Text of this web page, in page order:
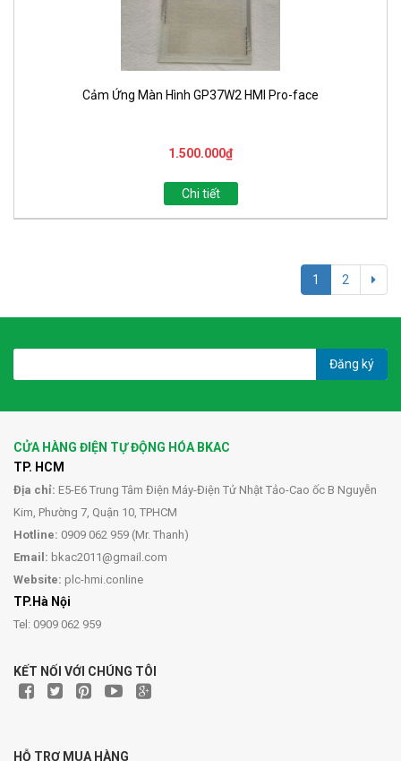
Cảm Ứng Màn Hình GP37W2 HMI Pro-face
1.500.000₫
Chi tiết
1 2
Đăng ký
CỬA HÀNG ĐIỆN TỰ ĐỘNG HÓA BKAC
TP. HCM
Địa chỉ: E5-E6 Trung Tâm Điện Máy-Điện Tử Nhật Tảo-Cao ốc B Nguyễn
Kim, Phường 7, Quận 10, TPHCM
Hotline: 0909 062 959 (Mr. Thanh)
Email: bkac2011@gmail.com
Website: plc-hmi.conline
TP.Hà Nội
Tel: 0909 062 959
KẾT NỐI VỚI CHÚNG TÔI
HỖ TRỢ MUA HÀNG